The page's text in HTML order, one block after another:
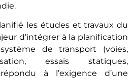
les études et travaux du
d’intégrer à la planification
de transport (voies,
essais statiques,
à l’exigence d’une